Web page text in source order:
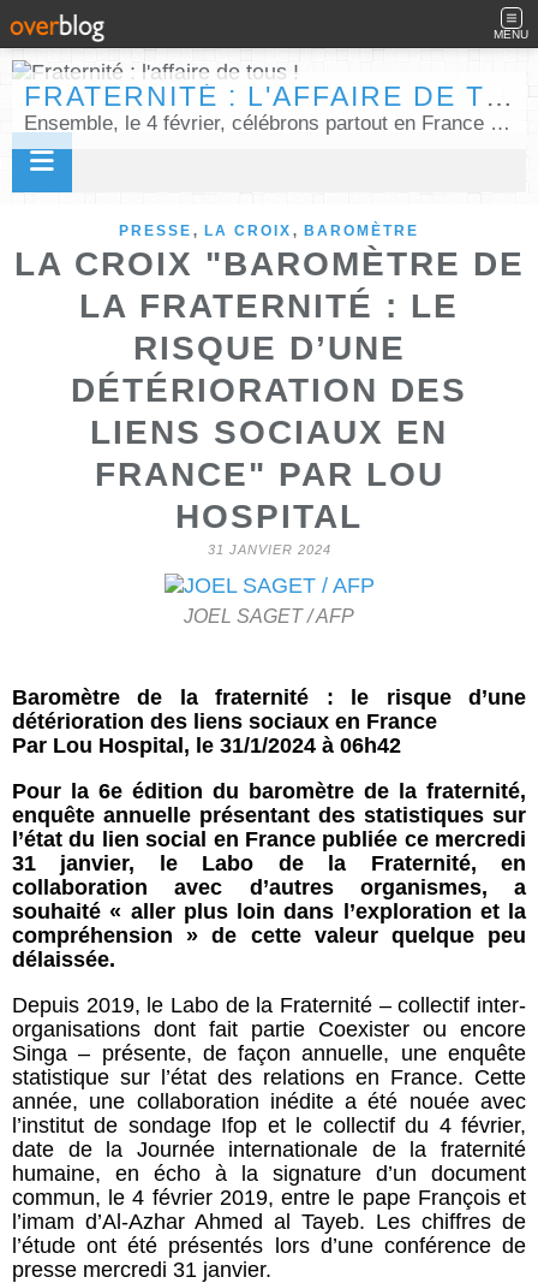
MENU
FRATERNITÉ : L'AFFAIRE DE TOUS !
Ensemble, le 4 février, célébrons partout en France la Journée internationale de la fraternité humaine !
PRESSE , LA CROIX , BAROMÈTRE
LA CROIX "BAROMÈTRE DE
LA FRATERNITÉ : LE
RISQUE D’UNE
DÉTÉRIORATION DES
LIENS SOCIAUX EN
FRANCE" PAR LOU
HOSPITAL
31 JANVIER 2024
JOEL SAGET / AFP
Baromètre de la fraternité : le risque d’une
détérioration des liens sociaux en France
Par Lou Hospital, le 31/1/2024 à 06h42
Pour la 6e édition du baromètre de la fraternité,
enquête annuelle présentant des statistiques sur
l’état du lien social en France publiée ce mercredi
31 janvier, le Labo de la Fraternité, en
collaboration avec d’autres organismes, a
souhaité « aller plus loin dans l’exploration et la
compréhension » de cette valeur quelque peu
délaissée.
Depuis 2019, le Labo de la Fraternité – collectif inter-
organisations dont fait partie Coexister ou encore
Singa – présente, de façon annuelle, une enquête
statistique sur l’état des relations en France. Cette
année, une collaboration inédite a été nouée avec
l’institut de sondage Ifop et le collectif du 4 février,
date de la Journée internationale de la fraternité
humaine, en écho à la signature d’un document
commun, le 4 février 2019, entre le pape François et
l’imam d’Al-Azhar Ahmed al Tayeb. Les chiffres de
l’étude ont été présentés lors d’une conférence de
presse mercredi 31 janvier.